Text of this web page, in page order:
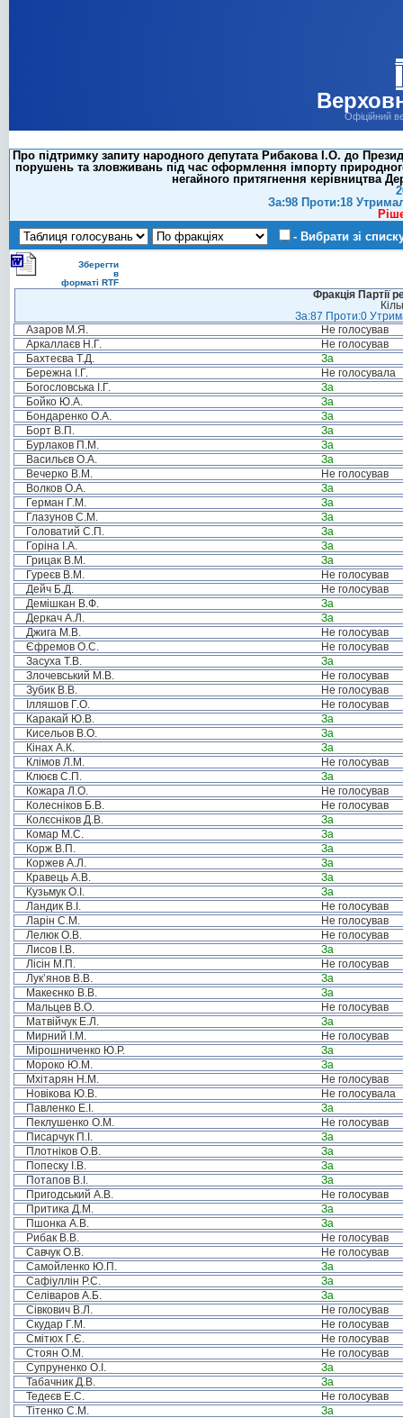
Офіційний
Про підтримку запиту народного депутата Рибакова І.О. до
порушень та зловживань під час оформлення імпорту
негайного притягнення керівництва
За:98 Проти:18
- Вибрати зі
Зберегти
в
форматі RTF
Фракція Партії
За:87 Проти:0
Азаров М.Я.
Не голосував
Аркаллаєв Н.Г.
Не голосував
Бахтеєва Т.Д.
За
Бережна І.Г.
Не голосувала
Богословська І.Г.
За
Бойко Ю.А.
За
Бондаренко О.А.
За
Борт В.П.
За
Бурлаков П.М.
За
Васильєв О.А.
За
Вечерко В.М.
Не голосував
Волков О.А.
За
Герман Г.М.
За
Глазунов С.М.
За
Головатий С.П.
За
Горіна І.А.
За
Грицак В.М.
За
Гуреєв В.М.
Не голосував
Дейч Б.Д.
Не голосував
Демішкан В.Ф.
За
Деркач А.Л.
За
Джига М.В.
Не голосував
Єфремов О.С.
Не голосував
Засуха Т.В.
За
Злочевський М.В.
Не голосував
Зубик В.В.
Не голосував
Ілляшов Г.О.
Не голосував
Каракай Ю.В.
За
Кисельов В.О.
За
Кінах А.К.
За
Клімов Л.М.
Не голосував
Клюєв С.П.
За
Кожара Л.О.
Не голосував
Колесніков Б.В.
Не голосував
Колєсніков Д.В.
За
Комар М.С.
За
Корж В.П.
За
Коржев А.Л.
За
Кравець А.В.
За
Кузьмук О.І.
За
Ландик В.І.
Не голосував
Ларін С.М.
Не голосував
Лелюк О.В.
Не голосував
Лисов І.В.
За
Лісін М.П.
Не голосував
Лук’янов В.В.
За
Макеєнко В.В.
За
Мальцев В.О.
Не голосував
Матвійчук Е.Л.
За
Мирний І.М.
Не голосував
Мірошниченко Ю.Р.
За
Мороко Ю.М.
За
Мхітарян Н.М.
Не голосував
Новікова Ю.В.
Не голосувала
Павленко Е.І.
За
Пеклушенко О.М.
Не голосував
Писарчук П.І.
За
Плотніков О.В.
За
Попеску І.В.
За
Потапов В.І.
За
Пригодський А.В.
Не голосував
Притика Д.М.
За
Пшонка А.В.
За
Рибак В.В.
Не голосував
Савчук О.В.
Не голосував
Самойленко Ю.П.
За
Сафіуллін Р.С.
За
Селіваров А.Б.
За
Сівкович В.Л.
Не голосував
Скудар Г.М.
Не голосував
Смітюх Г.Є.
Не голосував
Стоян О.М.
Не голосував
Супруненко О.І.
За
Табачник Д.В.
За
Тедеєв Е.С.
Не голосував
Тітенко С.М.
За